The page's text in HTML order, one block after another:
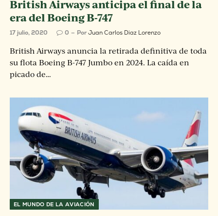
British Airways anticipa el final de la
era del Boeing B-747
17 julio, 2020 0 PorJuan Carlos Diaz Lorenzo
British Airways anuncia la retirada definitiva de toda
su flota Boeing B-747 Jumbo en 2024. La caída en
picado de…
EL MUNDO DE LA AVIACIÓN